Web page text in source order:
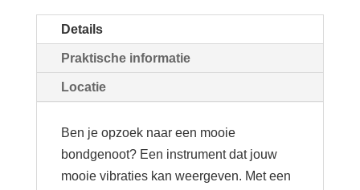
Details
Praktische informatie
Locatie
Ben je opzoek naar een mooie
bondgenoot? Een instrument dat jouw
mooie vibraties kan weergeven. Met een